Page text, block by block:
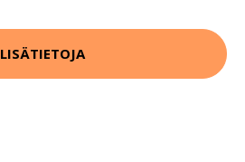
LISÄTIETOJA